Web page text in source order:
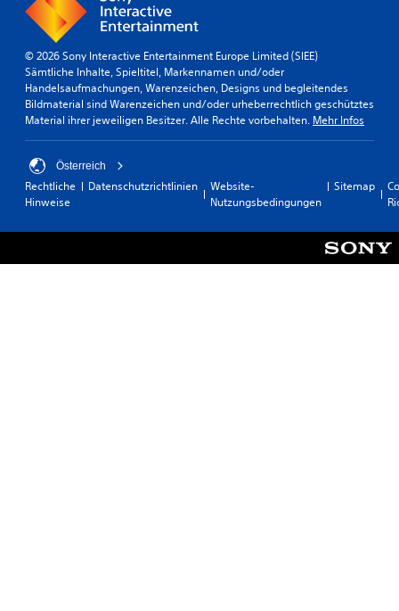
© 2026 Sony Interactive Entertainment Europe Limited (SIEE)
Sämtliche Inhalte, Spieltitel, Markennamen und/oder
Handelsaufmachungen, Warenzeichen, Designs und begleitendes
Bildmaterial sind Warenzeichen und/oder urheberrechtlich geschütztes
Material ihrer jeweiligen Besitzer. Alle Rechte vorbehalten. Mehr Infos
Österreich
Rechtliche
Hinweise
Datenschutzrichtlinien
Website-
Nutzungsbedingungen
Sitemap